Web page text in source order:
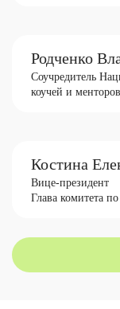
Родченко
Соучредитель
коучей и менторов
Костина
Вице-президент
Глава комитета